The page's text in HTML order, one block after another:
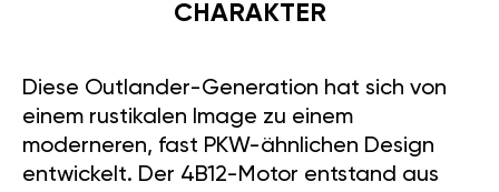
CHARAKTER
Diese Outlander-Generation hat sich von
einem rustikalen Image zu einem
moderneren, fast PKW-ähnlichen Design
entwickelt. Der 4B12-Motor entstand aus